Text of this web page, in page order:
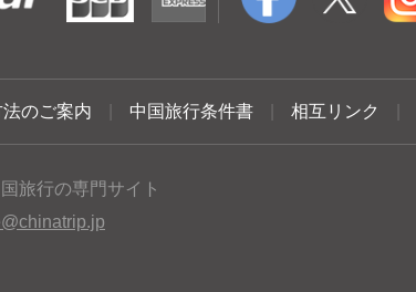
のご案内 中国旅行条件書 相互リンク
旅行の専門サイト